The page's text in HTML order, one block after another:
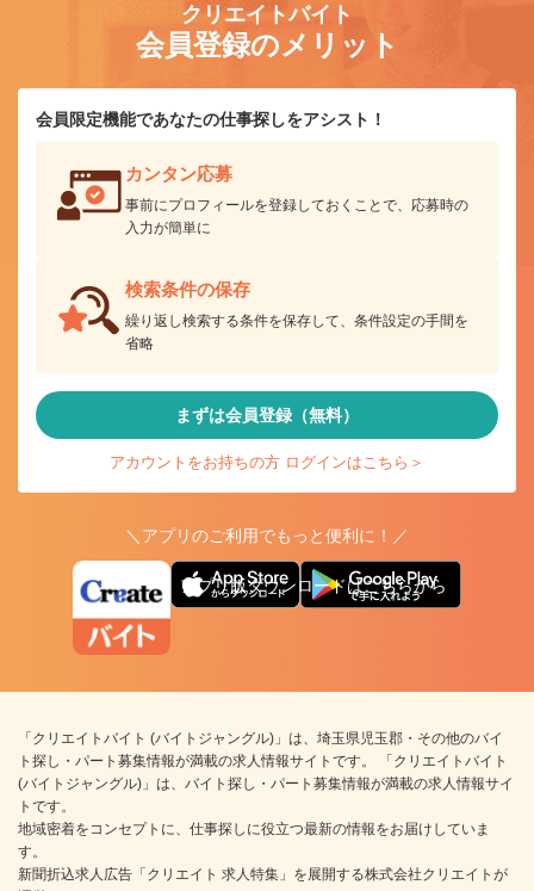
クリエイトバイト
会員登録のメリット
会員限定機能であなたの仕事探しをアシスト！
カンタン応募
事前にプロフィールを登録しておくことで、応募時の
入力が簡単に
検索条件の保存
繰り返し検索する条件を保存して、条件設定の手間を
省略
まずは会員登録（無料）
アカウントをお持ちの方 ログインはこちら＞
＼アプリのご利用でもっと便利に！／
アプリ版ダウンロードはこちらから
「クリエイトバイト (バイトジャングル)」は、埼玉県児玉郡・その他のバイ
ト探し・パート募集情報が満載の求人情報サイトです。 「クリエイトバイト
(バイトジャングル)」は、バイト探し・パート募集情報が満載の求人情報サイ
トです。
地域密着をコンセプトに、仕事探しに役立つ最新の情報をお届けしていま
す。
新聞折込求人広告「クリエイト 求人特集」を展開する株式会社クリエイトが